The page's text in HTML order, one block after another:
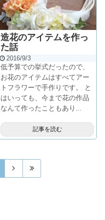
造花のアイテムを作っ
た話
2016/9/3
低予算での挙式だったので、
お花のアイテムはすべてアー
トフラワーで手作りです。 と
はいっても、今まで花の作品
なんて作ったこともあり...
記事を読む